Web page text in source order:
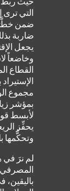
التي
ضمن
ضاربة
يجعل
وخاضعاً
القطاع
مجموع
بمؤشر
لأبسط
يحفِّز
وتحكُّمها
لم نرَ في
المصرفي